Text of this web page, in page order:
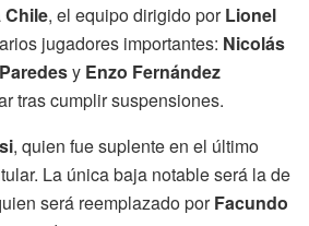
Chile, el equipo dirigido porLionel
jugadores importantes: Nicolás
y Enzo Fernández
tras cumplir suspensiones.
, quien fue suplente en el último
La única baja notable será la de
será reemplazado porFacundo